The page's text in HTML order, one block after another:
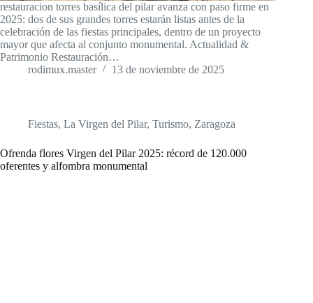
restauracion torres basílica del pilar avanza con paso firme en
2025: dos de sus grandes torres estarán listas antes de la
celebración de las fiestas principales, dentro de un proyecto
mayor que afecta al conjunto monumental. Actualidad &
Patrimonio Restauración…
rodimux.master
13 de noviembre de 2025
Fiestas, La Virgen del Pilar, Turismo, Zaragoza
Ofrenda flores Virgen del Pilar 2025: récord de 120.000
oferentes y alfombra monumental